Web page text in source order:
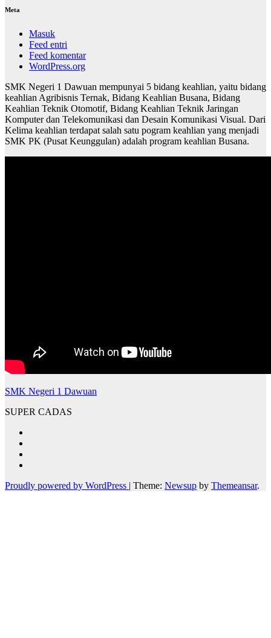
Meta
Masuk
Feed entri
Feed komentar
WordPress.org
SMK Negeri 1 Dawuan mempunyai 5 bidang keahlian, yaitu bidang
keahlian Agribisnis Ternak, Bidang Keahlian Busana, Bidang
Keahlian Teknik Otomotif, Bidang Keahlian Teknik Jaringan
Komputer dan Telekomunikasi dan Desain Komunikasi Visual. Dari
Kelima keahlian terdapat salah satu pogram keahlian yang menjadi
SMK PK (Pusat Keunggulan) adalah program keahlian Busana.
SMK Negeri 1 Dawuan
SUPER CADAS
Proudly powered by WordPress | Theme: Newsup by Themeansar.